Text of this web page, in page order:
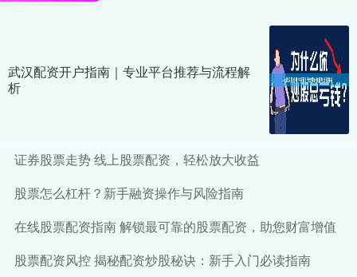
武汉配资开户指南｜专业平台推荐与流程解
析
证券股票走势 线上股票配资，轻松放大收益
股票怎么杠杆？新手融资操作与风险指南
在线股票配资指南 解锁最可靠的股票配资，助您财富增值
股票配资风控 揭秘配资炒股秘诀：新手入门必读指南